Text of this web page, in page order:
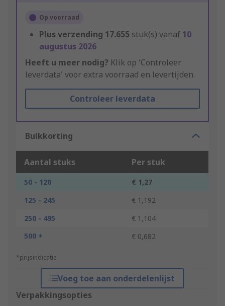
Op voorraad
Plus verzending 17.655 stuk(s) vanaf 10
augustus 2026
Heeft u meer nodig? Klik op 'Controleer
leverdata' voor extra voorraad en levertijden.
Controleer leverdata
Bulkkorting
Aantal stuks Per stuk
50 - 120
€ 1,27
125 - 245
€ 1,192
250 - 495
€ 1,104
500 +
€ 0,682
*prijsindicatie
Voeg toe aan onderdelenlijst
Verpakkingsopties